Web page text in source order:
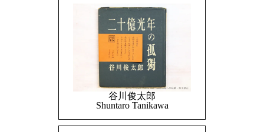
谷川俊太郎
Shuntaro Tanikawa